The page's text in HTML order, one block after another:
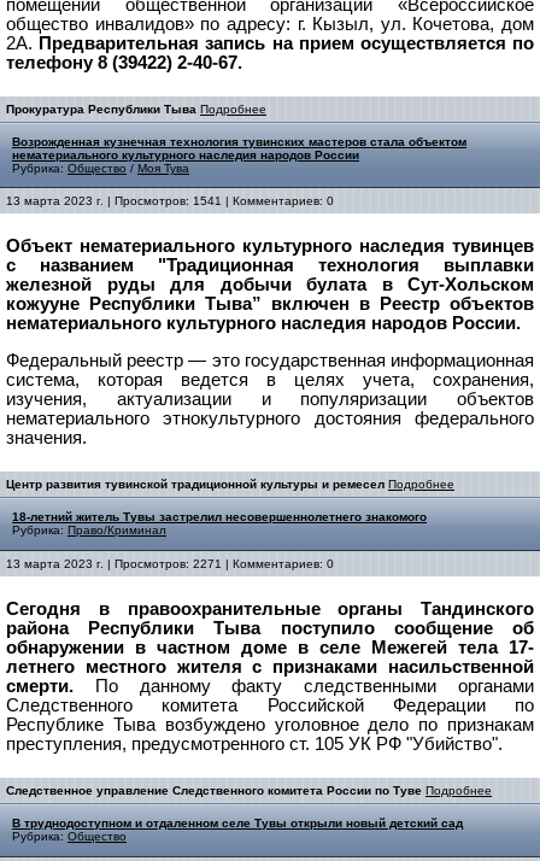
помещении общественной организации «Всероссийское
общество инвалидов» по адресу: г. Кызыл, ул. Кочетова, дом
2А. Предварительная запись на прием осуществляется по
телефону 8 (39422) 2-40-67.
Прокуратура Республики Тыва Подробнее
Возрожденная кузнечная технология тувинских мастеров стала объектом
нематериального культурного наследия народов России
Рубрика: Общество / Моя Тува
13 марта 2023 г. | Просмотров: 1541 | Комментариев: 0
Объект нематериального культурного наследия тувинцев
с названием "Традиционная технология выплавки
железной руды для добычи булата в Сут-Хольском
кожууне Республики Тыва” включен в Реестр объектов
нематериального культурного наследия народов России.
Федеральный реестр — это государственная информационная
система, которая ведется в целях учета, сохранения,
изучения, актуализации и популяризации объектов
нематериального этнокультурного достояния федерального
значения.
Центр развития тувинской традиционной культуры и ремесел Подробнее
18-летний житель Тувы застрелил несовершеннолетнего знакомого
Рубрика: Право/Криминал
13 марта 2023 г. | Просмотров: 2271 | Комментариев: 0
Сегодня в правоохранительные органы Тандинского
района Республики Тыва поступило сообщение об
обнаружении в частном доме в селе Межегей тела 17-
летнего местного жителя с признаками насильственной
смерти. По данному факту следственными органами
Следственного комитета Российской Федерации по
Республике Тыва возбуждено уголовное дело по признакам
преступления, предусмотренного ст. 105 УК РФ "Убийство".
Следственное управление Следственного комитета России по Туве Подробнее
В труднодоступном и отдаленном селе Тувы открыли новый детский сад
Рубрика: Общество